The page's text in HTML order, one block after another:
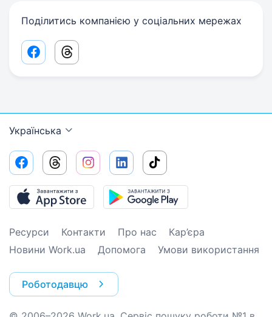
Поділитись компанією у соціальних мережах
Facebook share link
Threads share link
Українська
Ресурси Контакти Про нас
Кар’єра
Новини Work.ua
Допомога Умови використання
Роботодавцю